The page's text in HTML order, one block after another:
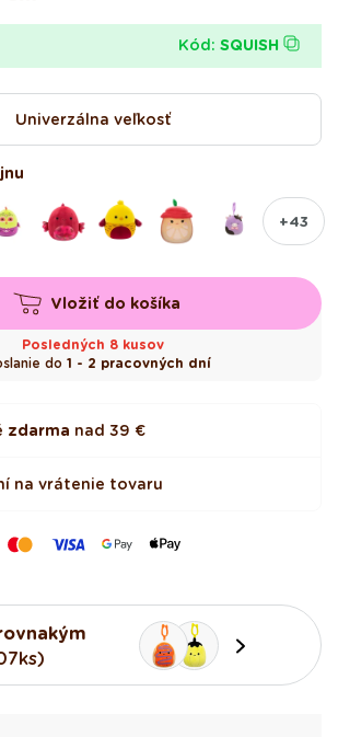
Kód: SQUISH
Univerzálna veľkosť
+43
Vložiť do košíka
Posledných 8 kusov
do 1 - 2 pracovných dní
zdarma nad 39 €
na vrátenie tovaru